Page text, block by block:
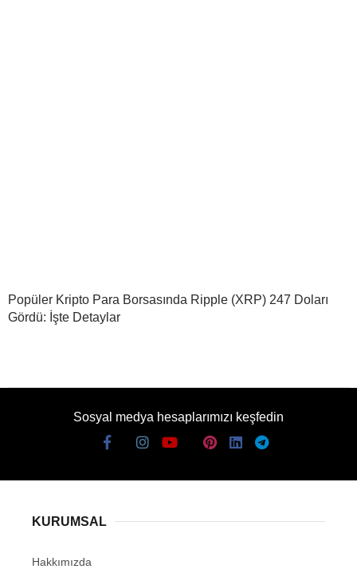
Popüler Kripto Para Borsasında Ripple (XRP) 247 Doları
Gördü: İşte Detaylar
Sosyal medya hesaplarımızı keşfedin
KURUMSAL
Hakkımızda